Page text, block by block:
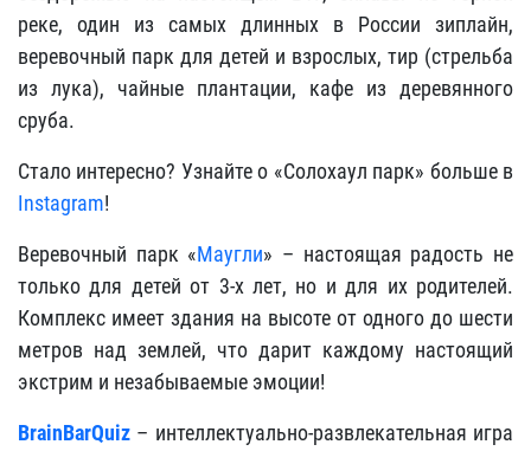
реке, один из самых длинных в России зиплайн,
веревочный парк для детей и взрослых, тир (стрельба
из лука), чайные плантации, кафе из деревянного
сруба.
Стало интересно? Узнайте о «Солохаул парк» больше в
Instagram!
Веревочный парк «Маугли» – настоящая радость не
только для детей от 3-х лет, но и для их родителей.
Комплекс имеет здания на высоте от одного до шести
метров над землей, что дарит каждому настоящий
экстрим и незабываемые эмоции!
BrainBarQuiz – интеллектуально-развлекательная игра